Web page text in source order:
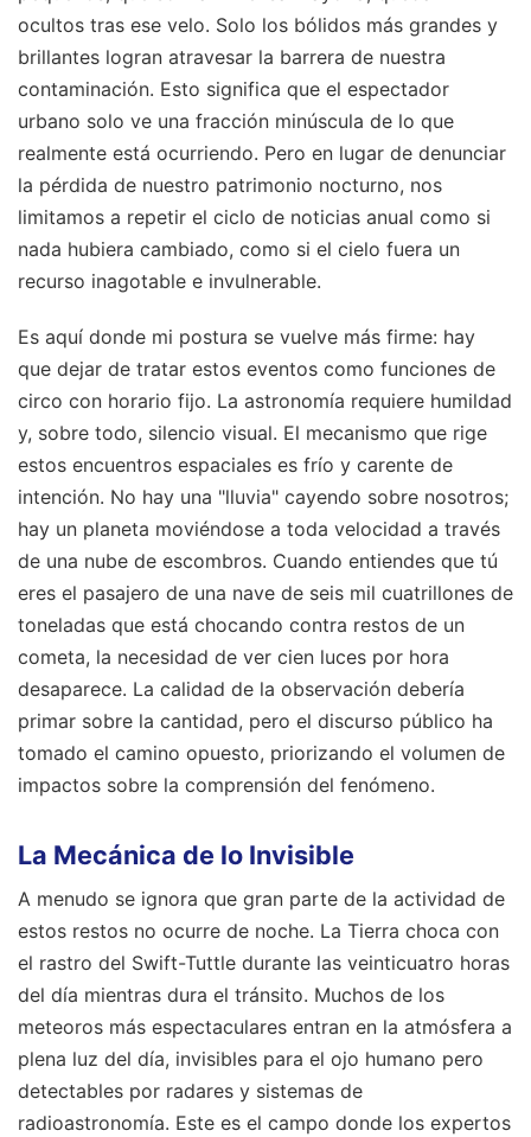
ocultos tras ese velo. Solo los bólidos más grandes y
brillantes logran atravesar la barrera de nuestra
contaminación. Esto significa que el espectador
urbano solo ve una fracción minúscula de lo que
realmente está ocurriendo. Pero en lugar de denunciar
la pérdida de nuestro patrimonio nocturno, nos
limitamos a repetir el ciclo de noticias anual como si
nada hubiera cambiado, como si el cielo fuera un
recurso inagotable e invulnerable.
Es aquí donde mi postura se vuelve más firme: hay
que dejar de tratar estos eventos como funciones de
circo con horario fijo. La astronomía requiere humildad
y, sobre todo, silencio visual. El mecanismo que rige
estos encuentros espaciales es frío y carente de
intención. No hay una "lluvia" cayendo sobre nosotros;
hay un planeta moviéndose a toda velocidad a través
de una nube de escombros. Cuando entiendes que tú
eres el pasajero de una nave de seis mil cuatrillones de
toneladas que está chocando contra restos de un
cometa, la necesidad de ver cien luces por hora
desaparece. La calidad de la observación debería
primar sobre la cantidad, pero el discurso público ha
tomado el camino opuesto, priorizando el volumen de
impactos sobre la comprensión del fenómeno.
La Mecánica de lo Invisible
A menudo se ignora que gran parte de la actividad de
estos restos no ocurre de noche. La Tierra choca con
el rastro del Swift-Tuttle durante las veinticuatro horas
del día mientras dura el tránsito. Muchos de los
meteoros más espectaculares entran en la atmósfera a
plena luz del día, invisibles para el ojo humano pero
detectables por radares y sistemas de
radioastronomía. Este es el campo donde los expertos